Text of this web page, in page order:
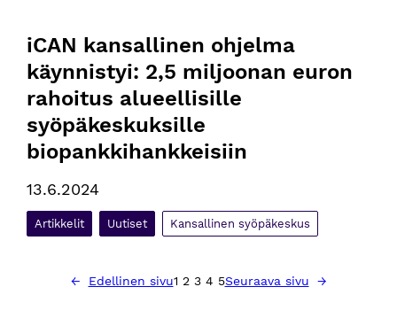
iCAN kansallinen ohjelma
käynnistyi: 2,5 miljoonan euron
rahoitus alueellisille
syöpäkeskuksille
biopankkihankkeisiin
13.6.2024
Artikkelit Uutiset Kansallinen syöpäkeskus
← Edellinen sivu1 2 3 4 5Seuraava sivu →